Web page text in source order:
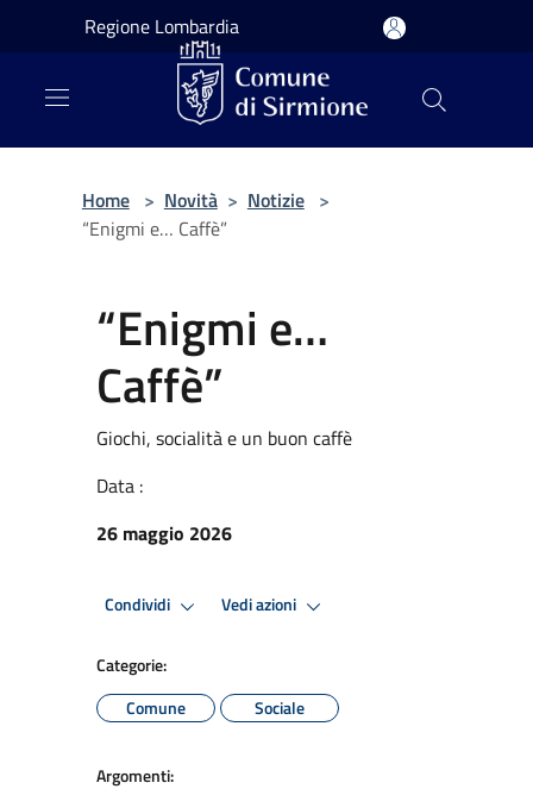
Salta al contenuto principale
Regione Lombardia
Home > Novità > Notizie >
“Enigmi e… Caffè”
“Enigmi e…
Caffè”
Giochi, socialità e un buon caffè
Data :
26 maggio 2026
Condividi Vedi azioni
Categorie:
Comune
Sociale
Argomenti: